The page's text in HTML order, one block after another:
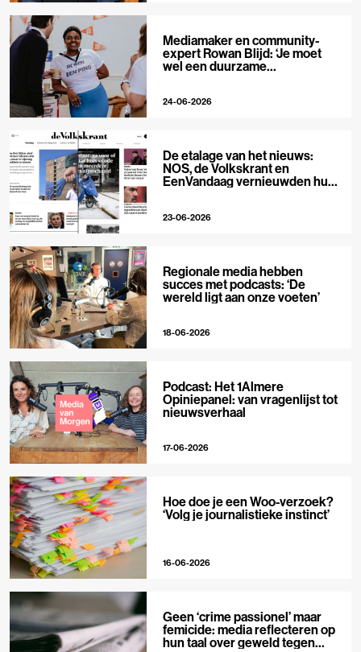
Mediamaker en community-
expert Rowan Blijd: ‘Je moet
wel een duurzame
24-06-2026
De etalage van het nieuws:
NOS, de Volkskrant en
EenVandaag vernieuwden hun
23-06-2026
Regionale media hebben
succes met podcasts: ‘De
wereld ligt aan onze voeten’
18-06-2026
Podcast: Het 1Almere
Opiniepanel: van vragenlijst tot
nieuwsverhaal
17-06-2026
Hoe doe je een Woo-verzoek?
‘Volg je journalistieke instinct’
16-06-2026
Geen ‘crime passionel’ maar
femicide: media reflecteren op
hun taal over geweld tegen